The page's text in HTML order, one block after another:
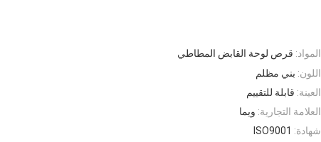
المواد: قرص لوحة القابض المطاطي
اللون: بني مظلم
العينة: قابلة للتقييم
العلامة التجارية: ويما
شهادة: ISO9001